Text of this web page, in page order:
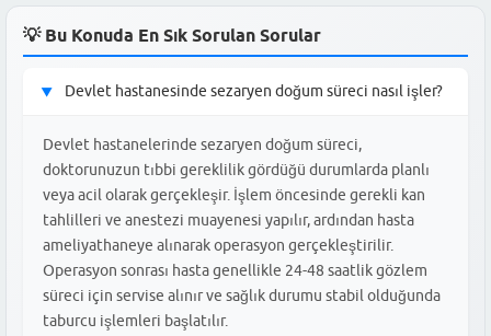
💡 Bu Konuda En Sık Sorulan Sorular
▶ Devlet hastanesinde sezaryen doğum süreci nasıl işler?
Devlet hastanelerinde sezaryen doğum süreci,
doktorunuzun tıbbi gereklilik gördüğü durumlarda planlı
veya acil olarak gerçekleşir. İşlem öncesinde gerekli kan
tahlilleri ve anestezi muayenesi yapılır, ardından hasta
ameliyathaneye alınarak operasyon gerçekleştirilir.
Operasyon sonrası hasta genellikle 24-48 saatlik gözlem
süreci için servise alınır ve sağlık durumu stabil olduğunda
taburcu işlemleri başlatılır.